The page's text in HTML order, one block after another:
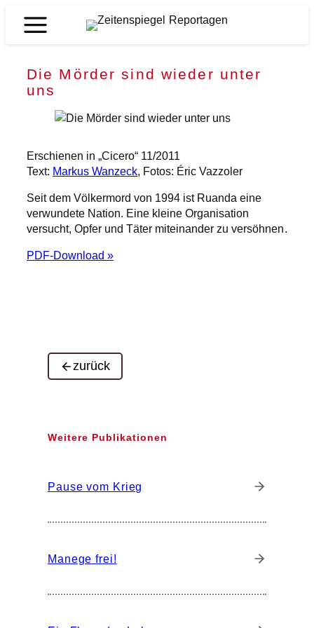
Inhalt
Zeitenspiegel
Die Mörder sind wieder unter
uns
Erschienen in „Cicero“ 11/2011
Text: Markus Wanzeck, Fotos: Éric Vazzoler
Seit dem Völkermord von 1994 ist Ruanda eine
verwundete Nation. Eine kleine Organisation
versucht, Opfer und Täter miteinander zu versöhnen.
PDF-Download »
zurück
Weitere Publikationen
Pause vom Krieg
Manege frei!